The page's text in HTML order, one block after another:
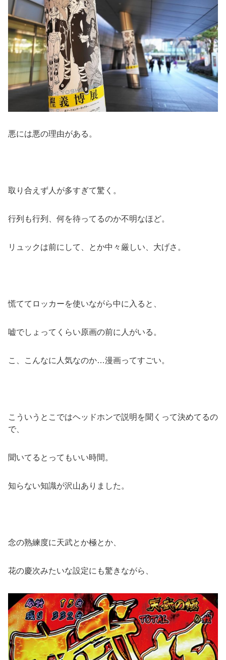
悪には悪の理由がある。
取り合えず人が多すぎて驚く。
行列も行列、何を待ってるのか不明なほど。
リュックは前にして、とか中々厳しい、大げさ。
慌ててロッカーを使いながら中に入ると、
嘘でしょってくらい原画の前に人がいる。
こ、こんなに人気なのか…漫画ってすごい。
こういうとこではヘッドホンで説明を聞くって決めてるの
で、
聞いてるとってもいい時間。
知らない知識が沢山ありました。
念の熟練度に天武とか極とか、
花の慶次みたいな設定にも驚きながら、